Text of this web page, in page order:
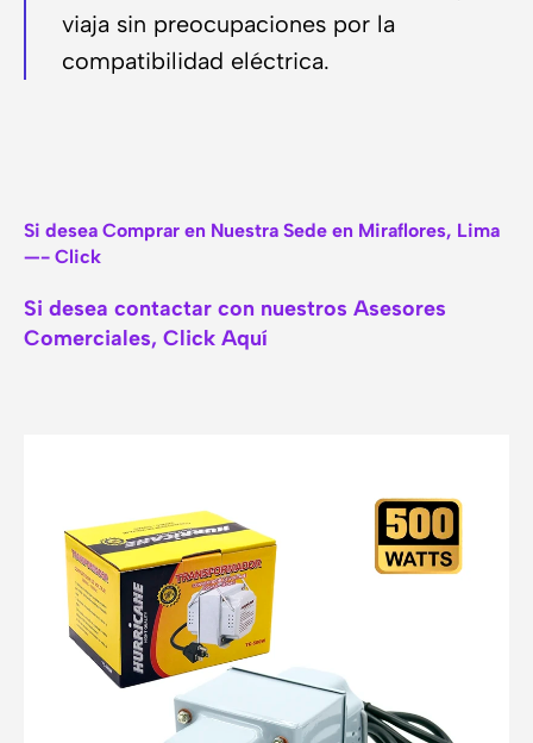
viaja sin preocupaciones por la
compatibilidad eléctrica.
Si desea Comprar en Nuestra Sede en Miraflores, Lima
—- Click
Si desea contactar con nuestros Asesores
Comerciales, Click Aquí